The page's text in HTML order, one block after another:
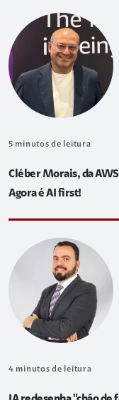
5 minutos de leitura
Cléber Morais, da
Agora é AI first!
4 minutos de leitura